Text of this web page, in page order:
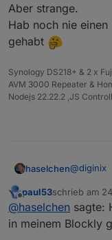
Aber strange.
Hab noch nie
gehabt
Synology DS218+ & 2 x
AVM 3000 Repeater &
Nodejs 22.22.2 ,JS
haselchen@diginix
Ok
Aber
Hab
Blockly
Offline
paul53schrieb am
zuletzt
@haselchen sagte:
in meinem Blockly